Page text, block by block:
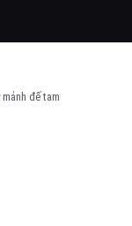
đế tam